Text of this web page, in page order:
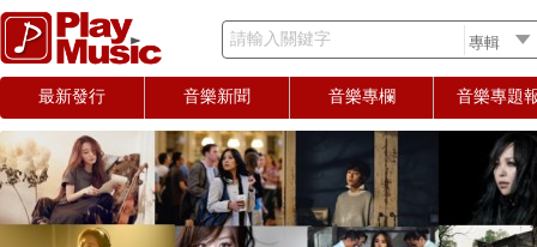
請輸入關鍵字
最新發行 音樂新聞 音樂專欄 音樂專題